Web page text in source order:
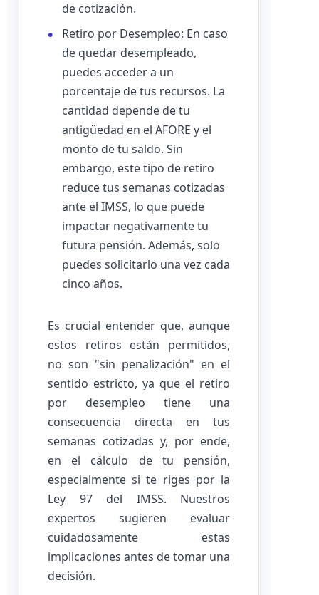
de cotización.
Retiro por Desempleo: En caso
de quedar desempleado,
puedes acceder a un
porcentaje de tus recursos. La
cantidad depende de tu
antigüedad en el AFORE y el
monto de tu saldo. Sin
embargo, este tipo de retiro
reduce tus semanas cotizadas
ante el IMSS, lo que puede
impactar negativamente tu
futura pensión. Además, solo
puedes solicitarlo una vez cada
cinco años.
Es crucial entender que, aunque
estos retiros están permitidos,
no son "sin penalización" en el
sentido estricto, ya que el retiro
por desempleo tiene una
consecuencia directa en tus
semanas cotizadas y, por ende,
en el cálculo de tu pensión,
especialmente si te riges por la
Ley 97 del IMSS. Nuestros
expertos sugieren evaluar
cuidadosamente estas
implicaciones antes de tomar una
decisión.